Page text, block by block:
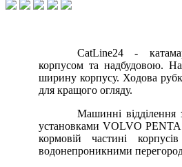
CatLine24 -
корпусом та надбудовою.
ширину корпусу. Ходова
для кращого огляду.
Машинні відділення
установками VOLVO PENTA
кормовій частині
водонепроникними